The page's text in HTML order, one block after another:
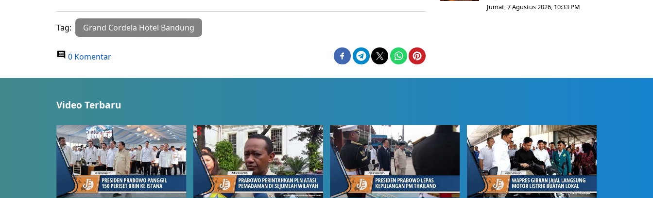
Tag: Grand Cordela Hotel Bandung
0 Komentar
Jumat, 7 Agustus 2026, 10:33 PM
Video Terbaru